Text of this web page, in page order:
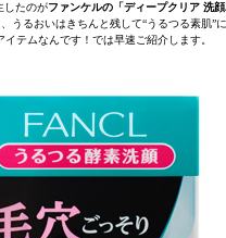
したのがファンケルの「ディープクリア 洗顔
うるおいはきちんと残して“うるつる素肌”
イテムなんです！では早速ご紹介します。